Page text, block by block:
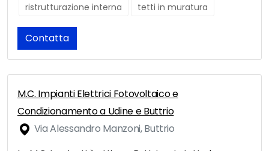
ristrutturazione interna
tetti in muratura
Contatta
M.C. Impianti Elettrici Fotovoltaico e
Condizionamento a Udine e Buttrio
Via Alessandro Manzoni, Buttrio